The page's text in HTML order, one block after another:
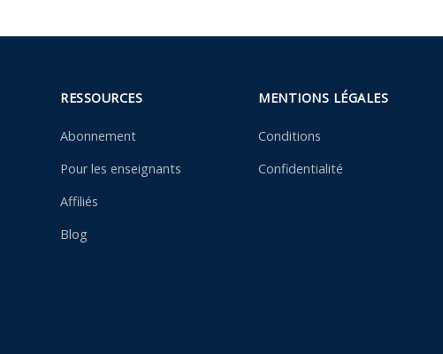
RESSOURCES
Abonnement
Pour les enseignants
Affiliés
Blog
MENTIONS LÉGALES
Conditions
Confidentialité